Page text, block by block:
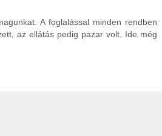
A foglalással minden rendben
az ellátás pedig pazar volt. Ide még